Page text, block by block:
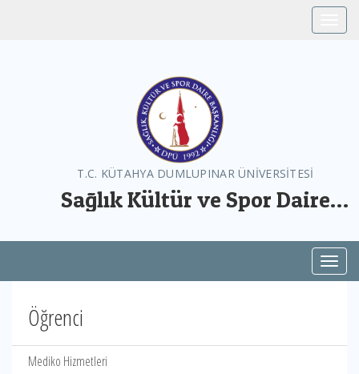
T.C. KÜTAHYA DUMLUPINAR ÜNİVERSİTESİ
Sağlık Kültür ve Spor Daire
Öğrenci
Mediko Hizmetleri